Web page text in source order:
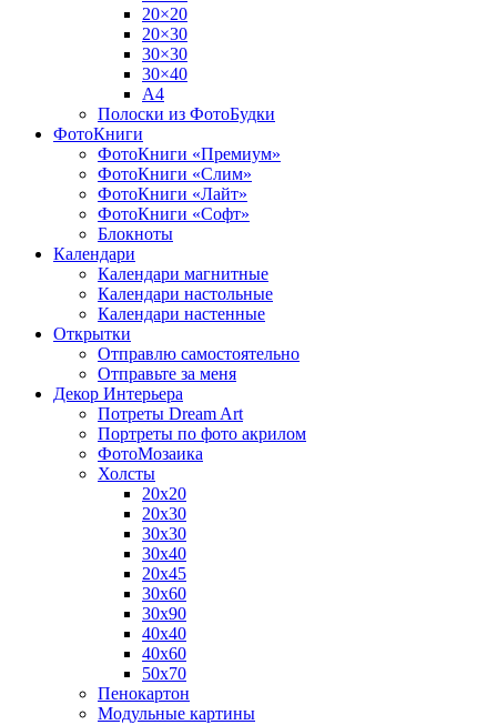
20×20
20×30
30×30
30×40
A4
Полоски из ФотоБудки
ФотоКниги
ФотоКниги «Премиум»
ФотоКниги «Слим»
ФотоКниги «Лайт»
ФотоКниги «Софт»
Блокноты
Календари
Календари магнитные
Календари настольные
Календари настенные
Открытки
Отправлю самостоятельно
Отправьте за меня
Декор Интерьера
Потреты Dream Art
Портреты по фото акрилом
ФотоМозаика
Холсты
20х20
20х30
30х30
30х40
20х45
30х60
30х90
40х40
40х60
50х70
Пенокартон
Модульные картины